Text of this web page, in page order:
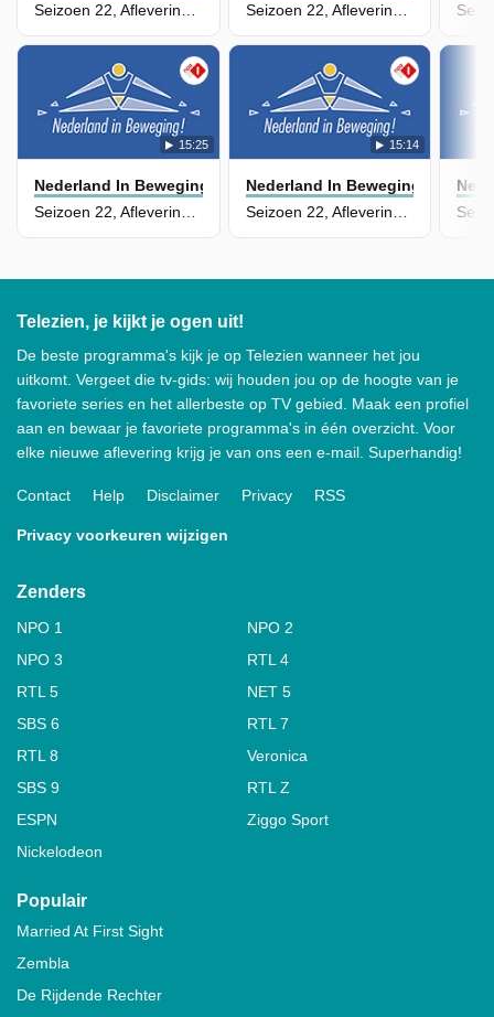
Seizoen 22, Aflevering 184
Seizoen 22, Aflevering 183
15:25
Nederland In Beweging
15:14
Nederland In Beweging
Telezien, je kijkt je ogen uit!
De beste programma's kijk je op Telezien wanneer het jou
uitkomt. Vergeet die tv-gids: wij houden jou op de hoogte van je
favoriete series en het allerbeste op TV gebied. Maak een profiel
aan en bewaar je favoriete programma's in één overzicht. Voor
elke nieuwe aflevering krijg je van ons een e-mail. Superhandig!
Contact Help Disclaimer Privacy RSS
Privacy voorkeuren wijzigen
Zenders
NPO 1
NPO 2
NPO 3
RTL 4
RTL 5
NET 5
SBS 6
RTL 7
RTL 8
Veronica
SBS 9
RTL Z
ESPN
Ziggo Sport
Nickelodeon
Populair
Married At First Sight
Zembla
De Rijdende Rechter